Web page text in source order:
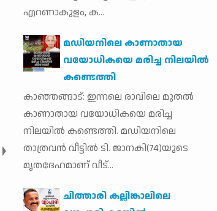
എറണാകുളം, ക...
മഡിയനിലെ കാണാതായ
വയോധികയെ മരിച്ച നിലയില്‍
കണ്ടെത്തി
കാഞ്ഞങ്ങാട്: ഇന്നലെ രാവിലെ മുതല്‍
കാണാതായ വയോധികയെ മരിച്ച
നിലയില്‍ കണ്ടെത്തി. മഡിയനിലെ
താത്രവന്‍ വീട്ടില്‍ ടി. ജാനകി(74)യുടെ
മൃതദേഹമാണ് വീട്...
ചിത്താരി കല്ലിങ്കാലിലെ